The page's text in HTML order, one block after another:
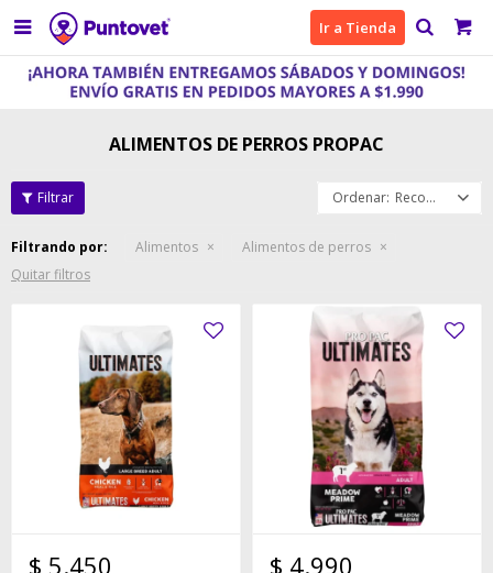
 Ir a Tienda
ALIMENTOS DE PERROS PROPAC
Recomendados
Filtrando por: Alimentos
Alimentos de perros
Quitar filtros
$ 5.450 $ 4.990